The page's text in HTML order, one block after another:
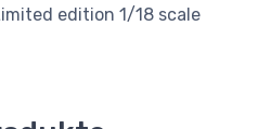
edition 1/18 scale